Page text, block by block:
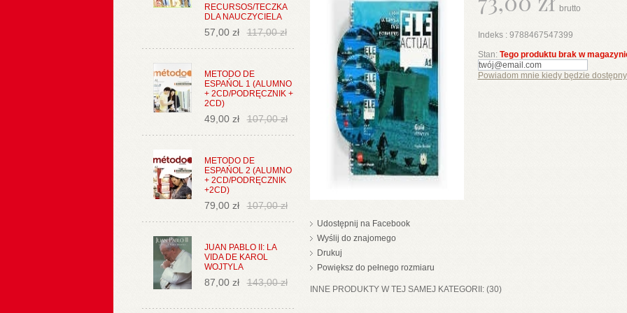
RECURSOS/TECZKA
DLA NAUCZYCIELA
57,00 zł 117,00 zł
METODO DE
ESPAŃOL 1 (ALUMNO
+ 2CD/PODRĘCZNIK +
2CD)
49,00 zł 107,00 zł
METODO DE
ESPAŃOL 2 (ALUMNO
+ 2CD/PODRĘCZNIK
+2CD)
79,00 zł 107,00 zł
JUAN PABLO II: LA
VIDA DE KAROL
WOJTYLA
87,00 zł 143,00 zł
Udostępnij na Facebook
Wyślij do znajomego
Drukuj
Powiększ do pełnego rozmiaru
brutto
Indeks : 9788467547399
Stan: Tego produktu brak w
Powiadom mnie kiedy będzie dostępny
INNE PRODUKTY W TEJ SAMEJ KATEGORII: (30)